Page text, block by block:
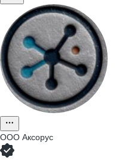
ООО Аксорус